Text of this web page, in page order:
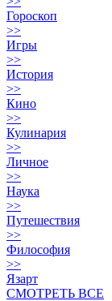
Гороскоп
>>
Игры
>>
История
>>
Кино
>>
Кулинария
>>
Личное
>>
Наука
>>
Путешествия
>>
Философия
>>
Язарт
СМОТРЕТЬ ВСЕ